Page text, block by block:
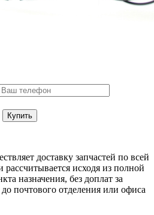
доставку запчастей по всей
исходя из полной
назначения, без доплат за
почтового отделения или офиса